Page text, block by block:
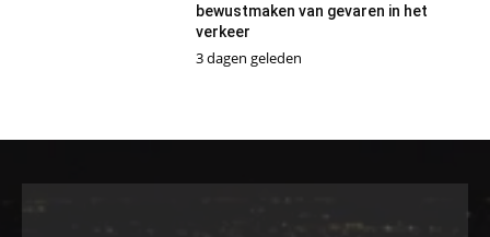
bewustmaken van gevaren in het
verkeer
3 dagen geleden